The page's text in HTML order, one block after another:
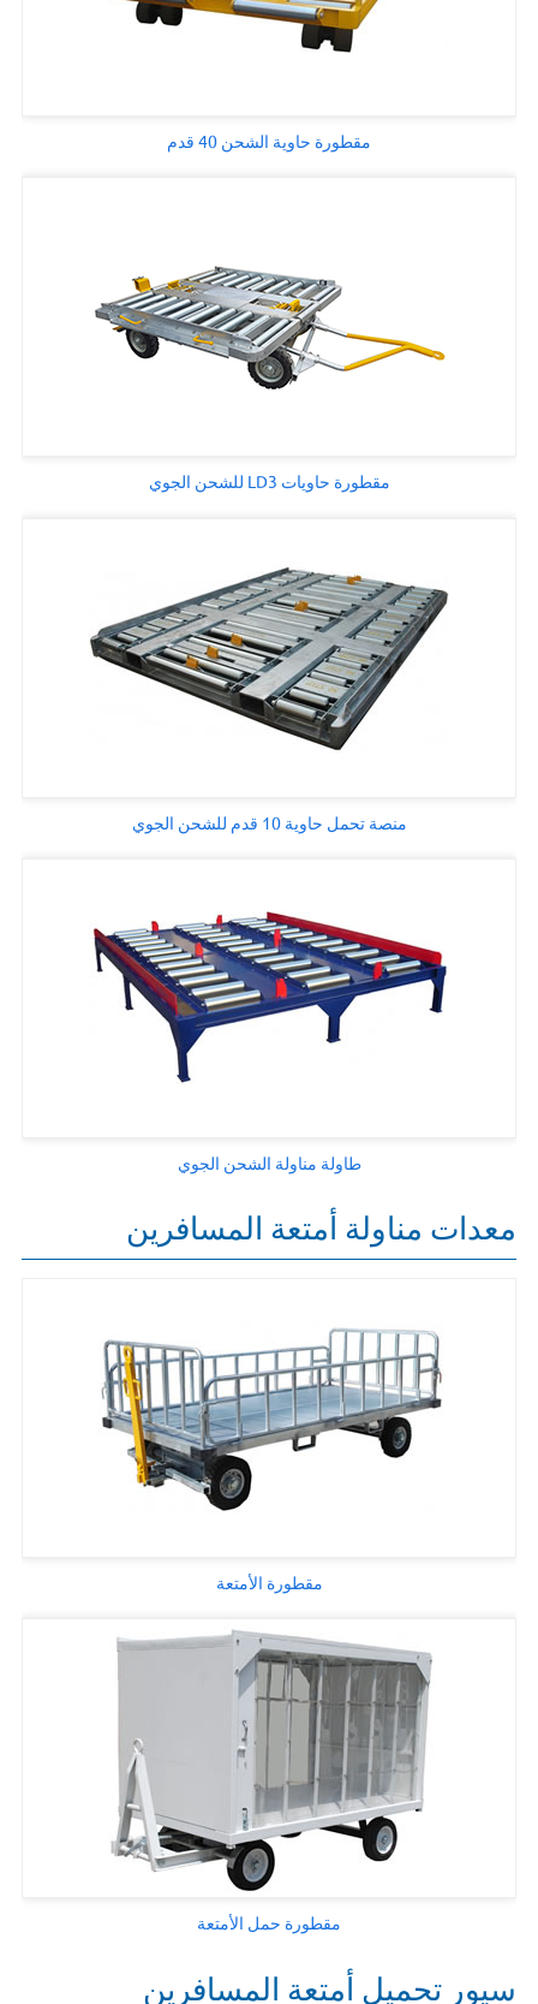
مقطورة حاوية الشحن 40 قدم
مقطورة حاويات LD3 للشحن الجوي
منصة تحمل حاوية 10 قدم للشحن الجوي
طاولة مناولة الشحن الجوي
معدات مناولة أمتعة المسافرين
مقطورة الأمتعة
مقطورة حمل الأمتعة
سيور تحميل أمتعة المسافرين